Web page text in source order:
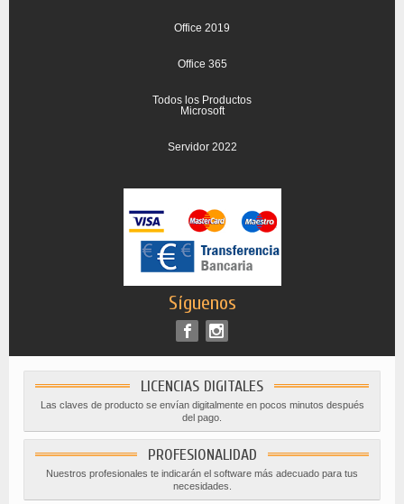
Office 2019
Office 365
Todos los Productos
Microsoft
Servidor 2022
Síguenos
LICENCIAS DIGITALES
Las claves de producto se envían digitalmente en pocos minutos después
del pago.
PROFESIONALIDAD
Nuestros profesionales te indicarán el software más adecuado para tus
necesidades.